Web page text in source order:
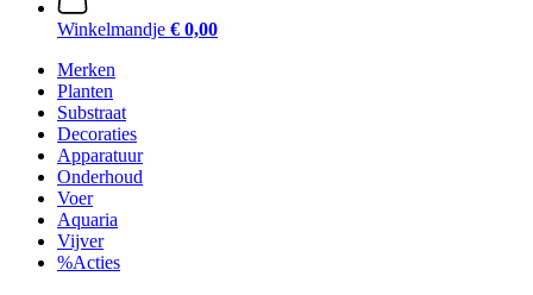
Winkelmandje € 0,00
Merken
Planten
Substraat
Decoraties
Apparatuur
Onderhoud
Voer
Aquaria
Vijver
%Acties